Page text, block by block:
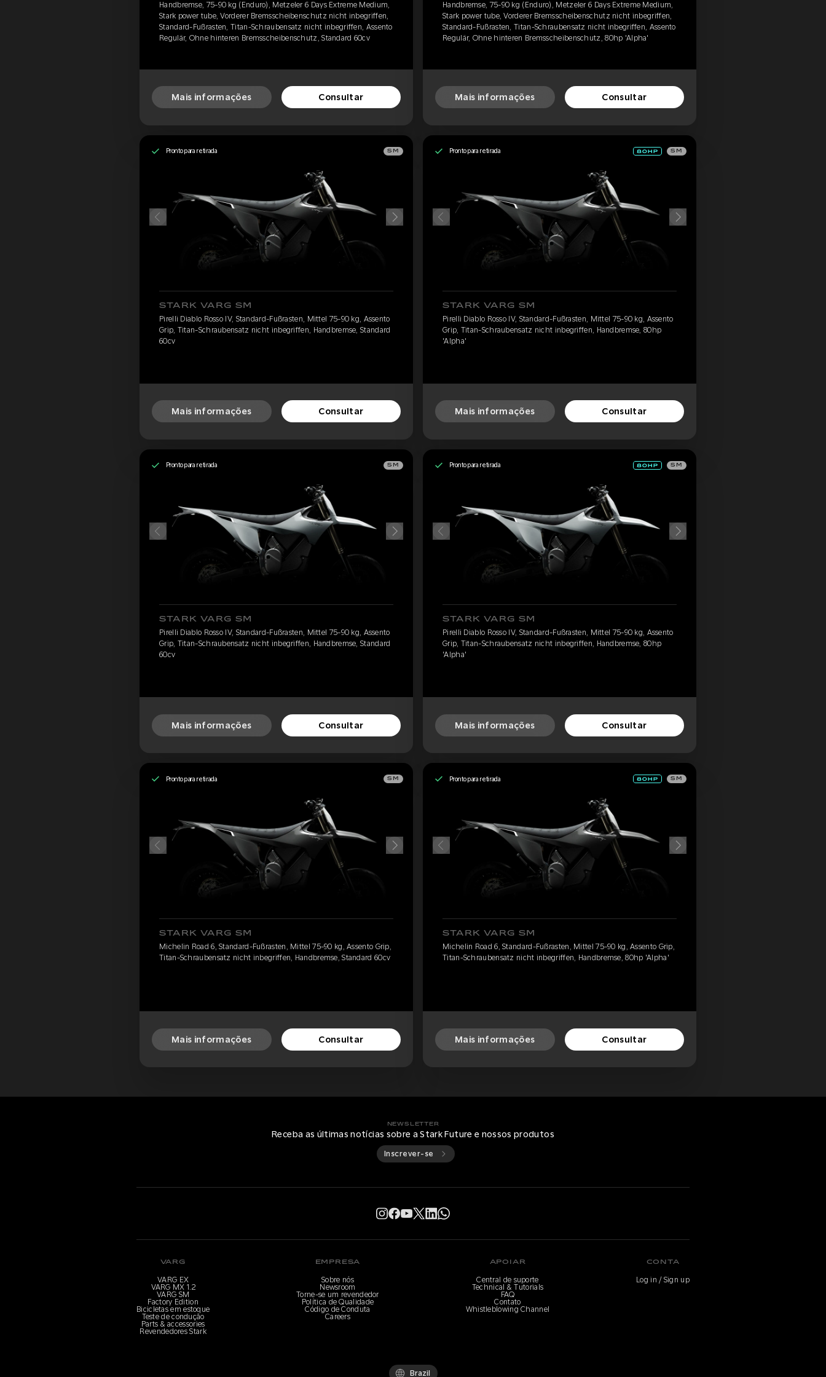
Handbremse, 75-90 kg (Enduro), Metzeler 6 Days Extreme Medium,
Stark power tube, Vorderer Bremsscheibenschutz nicht inbegriffen,
Standard-Fußrasten, Titan-Schraubensatz nicht inbegriffen, Assento
Regulär, Ohne hinteren Bremsscheibenschutz, Standard 60cv
Mais informações Consultar
Handbremse, 75-90 kg (Enduro), Metzeler 6 Days Extreme Medium,
Stark power tube, Vorderer Bremsscheibenschutz nicht inbegriffen,
Standard-Fußrasten, Titan-Schraubensatz nicht inbegriffen, Assento
Regulär, Ohne hinteren Bremsscheibenschutz, 80hp 'Alpha'
Mais informações Consultar
Pronto para retirada SM
STARK VARG SM
Pirelli Diablo Rosso IV, Standard-Fußrasten, Mittel 75-90 kg, Assento
Grip, Titan-Schraubensatz nicht inbegriffen, Handbremse, Standard
60cv
Mais informações Consultar
Pronto para retirada SM
STARK VARG SM
Pirelli Diablo Rosso IV, Standard-Fußrasten, Mittel 75-90 kg, Assento
Grip, Titan-Schraubensatz nicht inbegriffen, Handbremse, 80hp
'Alpha'
Mais informações Consultar
Pronto para retirada SM
STARK VARG SM
Pirelli Diablo Rosso IV, Standard-Fußrasten, Mittel 75-90 kg, Assento
Grip, Titan-Schraubensatz nicht inbegriffen, Handbremse, Standard
60cv
Mais informações Consultar
Pronto para retirada SM
STARK VARG SM
Pirelli Diablo Rosso IV, Standard-Fußrasten, Mittel 75-90 kg, Assento
Grip, Titan-Schraubensatz nicht inbegriffen, Handbremse, 80hp
'Alpha'
Mais informações Consultar
Pronto para retirada SM
STARK VARG SM
Michelin Road 6, Standard-Fußrasten, Mittel 75-90 kg, Assento Grip,
Titan-Schraubensatz nicht inbegriffen, Handbremse, Standard 60cv
Mais informações Consultar
Pronto para retirada SM
STARK VARG SM
Michelin Road 6, Standard-Fußrasten, Mittel 75-90 kg, Assento Grip,
Titan-Schraubensatz nicht inbegriffen, Handbremse, 80hp 'Alpha'
Mais informações Consultar
NEWSLETTER
Receba as últimas notícias sobre a Stark Future e nossos produtos
Inscrever-se
VARG
VARG EX
VARG MX 1.2
VARG SM
Factory Edition
Bicicletas em estoque
Teste de condução
Parts & accessories
Revendedores Stark
EMPRESA
Sobre nós
Newsroom
Torne-se um revendedor
Política de Qualidade
Código de Conduta
Careers
APOIAR
Central de suporte
Technical & Tutorials
FAQ
Contato
Whistleblowing Channel
CONTA
Log in / Sign up
Brazil